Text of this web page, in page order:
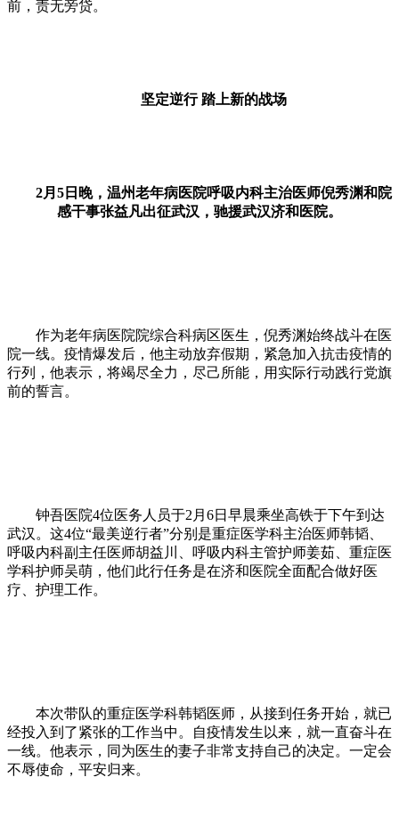
前，责无旁贷。
坚定逆行 踏上新的战场
2月5日晚，温州老年病医院呼吸内科主治医师倪秀渊和院
感干事张益凡出征武汉，驰援武汉济和医院。
作为老年病医院院综合科病区医生，倪秀渊始终战斗在医
院一线。疫情爆发后，他主动放弃假期，紧急加入抗击疫情的
行列，他表示，将竭尽全力，尽己所能，用实际行动践行党旗
前的誓言。
钟吾医院4位医务人员于2月6日早晨乘坐高铁于下午到达
武汉。这4位“最美逆行者”分别是重症医学科主治医师韩韬、
呼吸内科副主任医师胡益川、呼吸内科主管护师姜茹、重症医
学科护师吴萌，他们此行任务是在济和医院全面配合做好医
疗、护理工作。
本次带队的重症医学科韩韬医师，从接到任务开始，就已
经投入到了紧张的工作当中。自疫情发生以来，就一直奋斗在
一线。他表示，同为医生的妻子非常支持自己的决定。一定会
不辱使命，平安归来。